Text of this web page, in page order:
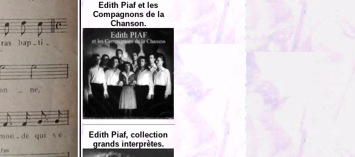
Edith Piaf et les
Compagnons de la
Chanson.
Edith Piaf, collection
grands interprètes.